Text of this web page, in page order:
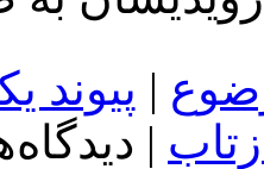
| پیوند
|